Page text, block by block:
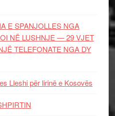
E SPANJOLLES NGA
NË LUSHNJE — 29 VJET
TELEFONATE NGA DY
Lleshi për lirinë e Kosovës